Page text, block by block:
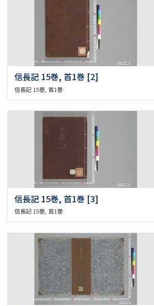
信長記 15巻, 首1巻 [2]
信長記 15巻, 首1巻
信長記 15巻, 首1巻 [3]
信長記 15巻, 首1巻